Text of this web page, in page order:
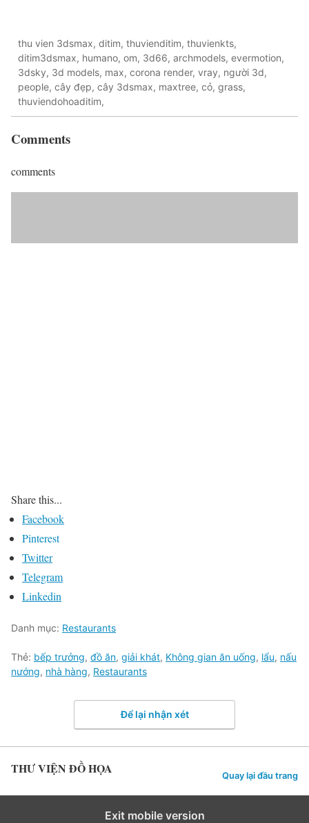
thu vien 3dsmax, ditim, thuvienditim, thuvienkts,
ditim3dsmax, humano, om, 3d66, archmodels, evermotion,
3dsky, 3d models, max, corona render, vray, người 3d,
people, cây đẹp, cây 3dsmax, maxtree, cỏ, grass,
thuviendohoaditim,
Comments
comments
Share this...
Facebook
Pinterest
Twitter
Telegram
Linkedin
Danh mục: Restaurants
Thẻ: bếp trưởng, đồ ăn, giải khát, Không gian ăn uống, lẩu, nấu
nướng, nhà hàng, Restaurants
Để lại nhận xét
THƯ VIỆN ĐỒ HỌA Quay lại đầu trang
Exit mobile version